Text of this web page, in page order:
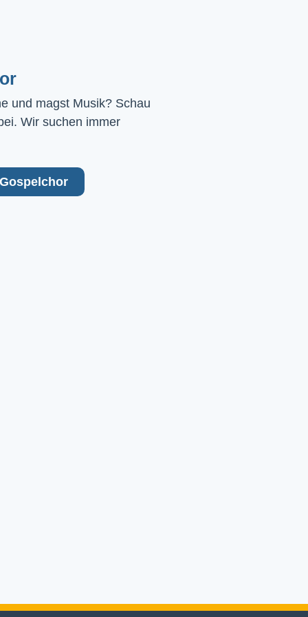
und magst Musik? Schau
Wir suchen immer